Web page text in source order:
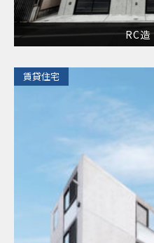
RC
​賃貸住宅